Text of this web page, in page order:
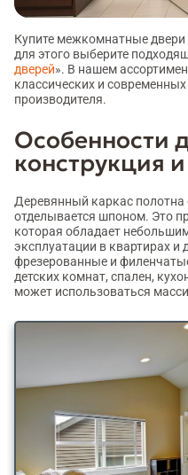
Купите межкомнатные
для этого выберите
дверей». В нашем
классических и
производителя.
Особенности
конструкция
Деревянный каркас
отделывается шпоном. Это
которая обладает
эксплуатации в квартирах и
фрезерованные и
детских комнат, спален,
может использоваться